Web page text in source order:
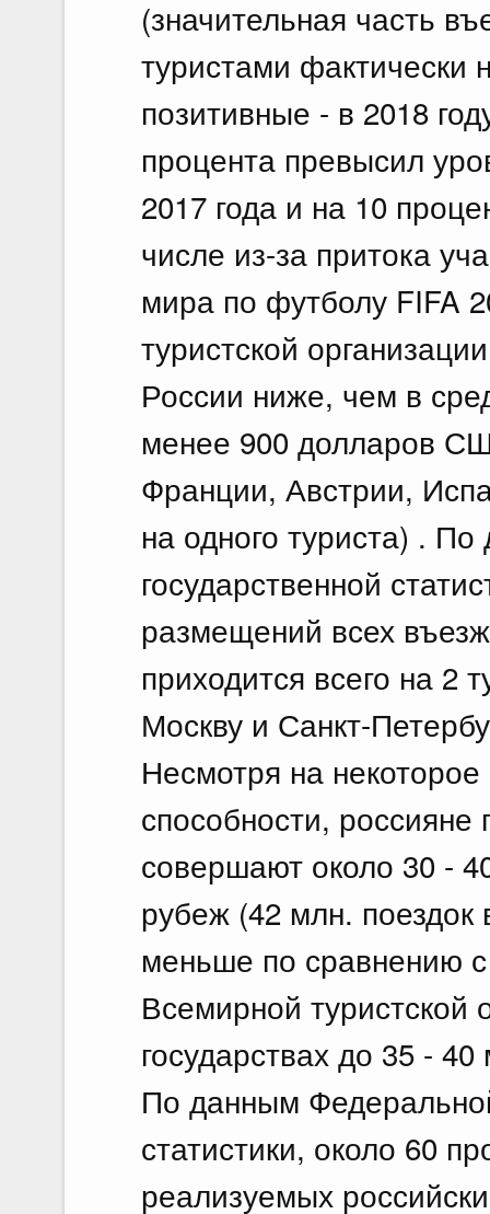
(значительная часть
туристами фактически
позитивные - в 2018
процента превысил
2017 года и на 10
числе из-за притока
мира по футболу FIFA
туристской
России ниже, чем в
менее 900 долларов
Франции, Австрии,
на одного туриста) .
государственной
размещений всех
приходится всего на 2
Москву и Санкт-
Несмотря на
способности,
совершают около 30 -
рубеж (42 млн. поездок
меньше по сравнению
Всемирной туристской
государствах до 35 -
По данным
статистики, около 60
реализуемых